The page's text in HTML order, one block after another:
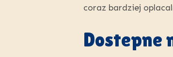
coraz bardziej
Dostepne